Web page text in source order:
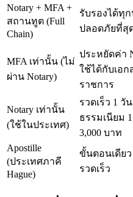
Notary + MFA +
สถานทูต (Full
Chain)
รับรองได้ทุก
ปลอดภัยที่สุ
MFA เท่านั้น (ไม่
ผ่าน Notary)
ประหยัดค่า
ใช้ได้กับเอก
ราชการ
Notary เท่านั้น
(ใช้ในประเทศ)
รวดเร็ว 1 วั
ธรรมเนียม
3,000 บาท
Apostille
(ประเทศภาคี
Hague)
ขั้นตอนเดียว
รวดเร็ว